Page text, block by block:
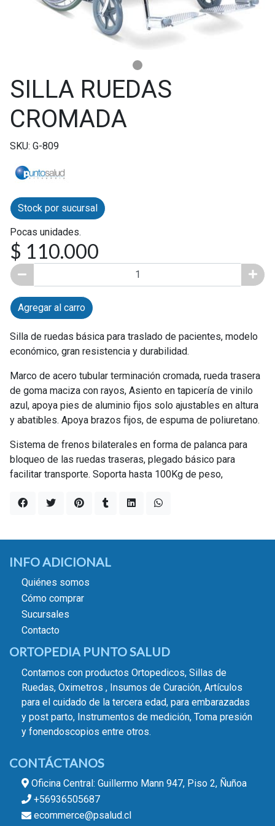
SILLA RUEDAS
CROMADA
SKU: G-809
Stock por sucursal
Pocas unidades.
$ 110.000
Agregar al carro
Silla de ruedas básica para traslado de pacientes, modelo
económico, gran resistencia y durabilidad.
Marco de acero tubular terminación cromada, rueda trasera
de goma maciza con rayos, Asiento en tapicería de vinilo
azul, apoya pies de aluminio fijos solo ajustables en altura
y abatibles. Apoya brazos fijos, de espuma de poliuretano.
Sistema de frenos bilaterales en forma de palanca para
bloqueo de las ruedas traseras, plegado básico para
facilitar transporte. Soporta hasta 100Kg de peso,
INFO ADICIONAL
Quiénes somos
Cómo comprar
Sucursales
Contacto
ORTOPEDIA PUNTO SALUD
Contamos con productos Ortopedicos, Sillas de
Ruedas, Oximetros , Insumos de Curación, Artículos
para el cuidado de la tercera edad, para embarazadas
y post parto, Instrumentos de medición, Toma presión
y fonendoscopios entre otros.
CONTÁCTANOS
Oficina Central: Guillermo Mann 947, Piso 2, Ñuñoa
+56936505687
ecommerce@psalud.cl